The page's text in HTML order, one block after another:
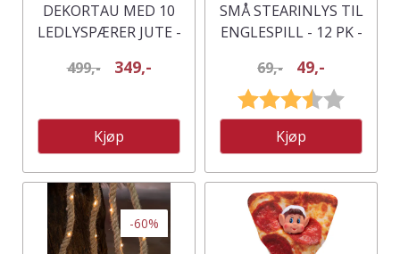
DEKORTAU MED 10
LEDLYSPÆRER JUTE -
499,- 349,-
Kjøp
SMÅ STEARINLYS TIL
ENGLESPILL - 12 PK -
69,- 49,-
Karakter:
Kjøp
-60%